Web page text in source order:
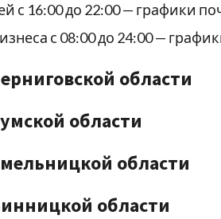
с 16:00 до 22:00 — графики
с 08:00 до 24:00 —
области
области
области
области